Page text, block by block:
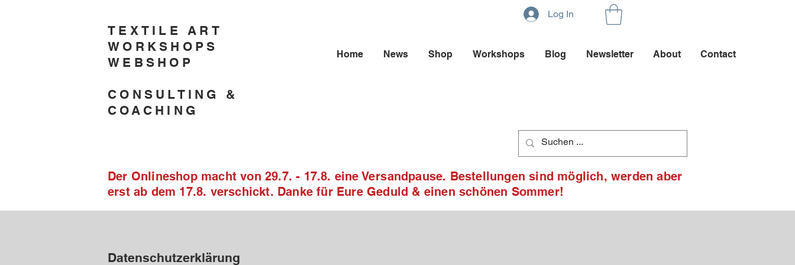
TEXTILE ART
WORKSHOPS
WEBSHOP
CONSULTING &
COACHING
Log In
Home News Shop Workshops Blog Newsletter About Contact
Der Onlineshop macht von 29.7. - 17.8. eine Versandpause. Bestellungen sind möglich, werden aber
erst ab dem 17.8. verschickt. Danke für Eure Geduld & einen schönen Sommer!
Datenschutzerklärung